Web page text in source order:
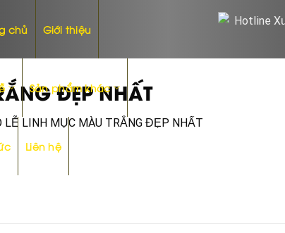
chủ Giới thiệu
Sản phẩm khác
Liên hệ
ĐẸP NHẤT
LỄ LINH MỤC MÀU TRẮNG ĐẸP NHẤT